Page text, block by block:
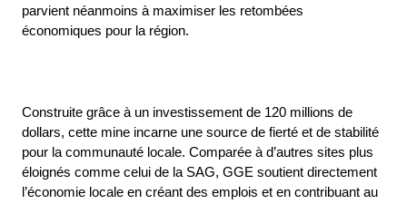
parvient néanmoins à maximiser les retombées
économiques pour la région.
Construite grâce à un investissement de 120 millions de
dollars, cette mine incarne une source de fierté et de stabilité
pour la communauté locale. Comparée à d’autres sites plus
éloignés comme celui de la SAG, GGE soutient directement
l’économie locale en créant des emplois et en contribuant au